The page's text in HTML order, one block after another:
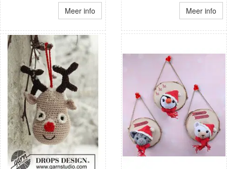
Meer info Meer info